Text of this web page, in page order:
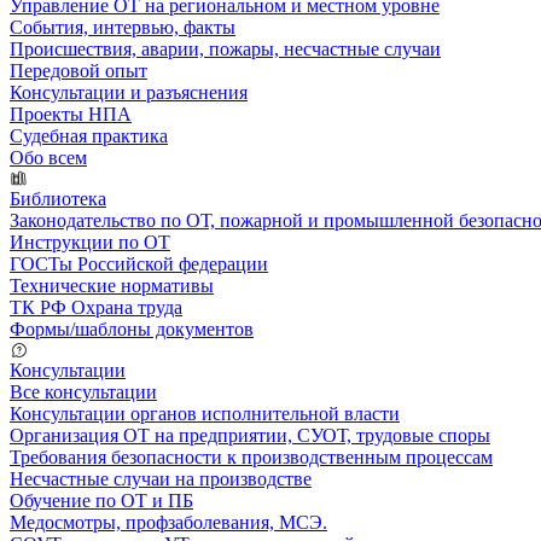
Управление ОТ на региональном и местном уровне
События, интервью, факты
Происшествия, аварии, пожары, несчастные случаи
Передовой опыт
Консультации и разъяснения
Проекты НПА
Судебная практика
Обо всем
Библиотека
Законодательство по ОТ, пожарной и промышленной
Инструкции по ОТ
ГОСТы Российской федерации
Технические нормативы
ТК РФ Охрана труда
Формы/шаблоны документов
Консультации
Все консультации
Консультации органов исполнительной власти
Организация ОТ на предприятии, СУОТ, трудовые споры
Требования безопасности к производственным процессам
Несчастные случаи на производстве
Обучение по ОТ и ПБ
Медосмотры, профзаболевания, МСЭ.